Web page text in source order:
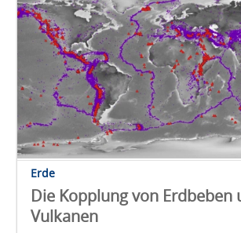
Erde
Die Kopplung von Erdbeben
Vulkanen